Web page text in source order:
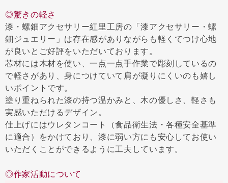
◎驚きの軽さ
漆・螺鈿アクセサリー紅里工房の「漆アクセサリー・螺
鈿ジュエリー」は存在感がありながらも軽くてつけ心地
が良いとご好評をいただいております。
芯材には木材を使い、一点一点手作業で彫刻しているの
で軽さがあり、身につけていて肩が凝りにくいのも嬉し
いポイントです。
塗り重ねられた漆の持つ温かみと、木の優しさ、軽さも
実感いただけるデザイン。
仕上げにはウレタンコート（食品衛生法・各種安全基準
に適合）をかけており、漆に弱い方にも安心してお使い
いただくことができるように工夫しています。
◎作家活動について